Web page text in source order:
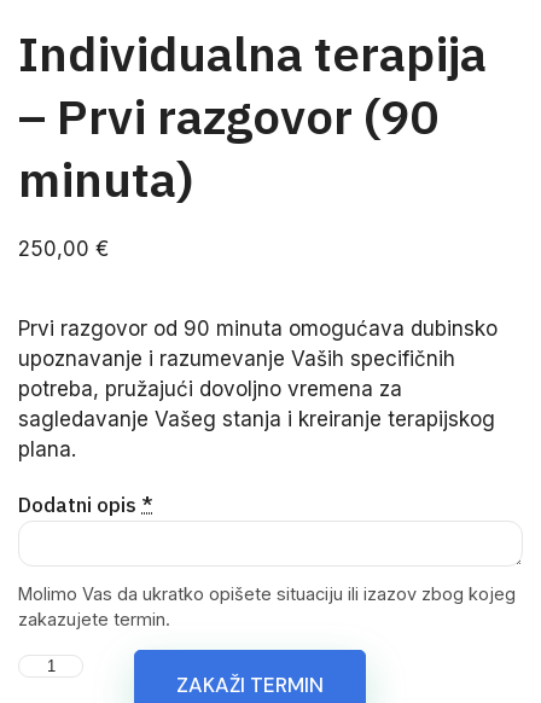
Individualna terapija
– Prvi razgovor (90
minuta)
250,00 €
Prvi razgovor od 90 minuta omogućava dubinsko
upoznavanje i razumevanje Vaših specifičnih
potreba, pružajući dovoljno vremena za
sagledavanje Vašeg stanja i kreiranje terapijskog
plana.
Dodatni opis *
Molimo Vas da ukratko opišete situaciju ili izazov zbog kojeg
zakazujete termin.
ZAKAŽI TERMIN